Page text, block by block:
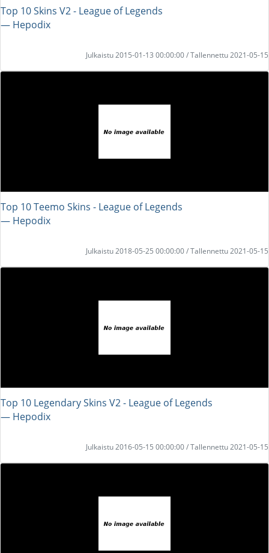
Top 10 Skins V2 - League of Legends
― Hepodix
Julkaistu 2015-01-13 00:00:00 / Tallennettu 2021-05-15
Top 10 Teemo Skins - League of Legends
― Hepodix
Julkaistu 2018-05-25 00:00:00 / Tallennettu 2021-05-15
Top 10 Legendary Skins V2 - League of Legends
― Hepodix
Julkaistu 2016-05-15 00:00:00 / Tallennettu 2021-05-15